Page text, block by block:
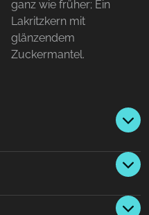
ganz wie früher; Ein
Lakritzkern mit
glänzendem
Zuckermantel.